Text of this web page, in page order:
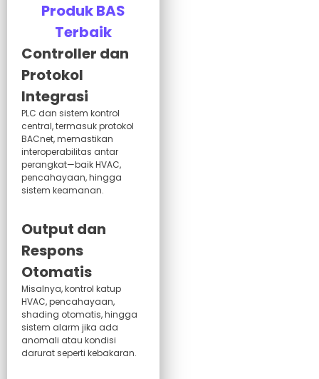
Produk BAS
Terbaik
Controller dan
Protokol
Integrasi
PLC dan sistem kontrol
central, termasuk protokol
BACnet, memastikan
interoperabilitas antar
perangkat—baik HVAC,
pencahayaan, hingga
sistem keamanan.
Output dan
Respons
Otomatis
Misalnya, kontrol katup
HVAC, pencahayaan,
shading otomatis, hingga
sistem alarm jika ada
anomali atau kondisi
darurat seperti kebakaran.